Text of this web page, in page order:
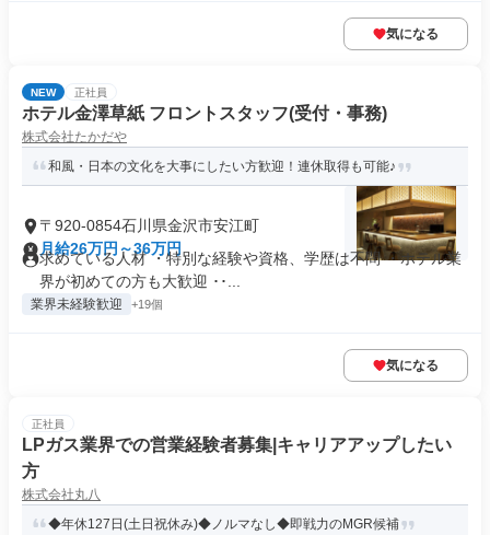
気になる
NEW 正社員
ホテル金澤草紙 フロントスタッフ(受付・事務)
株式会社たかだや
和風・日本の文化を大事にしたい方歓迎！連休取得も可能♪
〒920-0854石川県金沢市安江町
月給26万円～36万円
求めている人材 ・特別な経験や資格、学歴は不問 ・ホテル業
界が初めての方も大歓迎 ･･...
業界未経験歓迎 +19個
気になる
正社員
LPガス業界での営業経験者募集|キャリアアップしたい
方
株式会社丸八
◆年休127日(土日祝休み)◆ノルマなし◆即戦力のMGR候補